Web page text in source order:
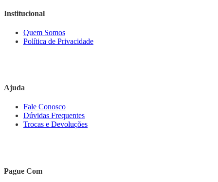
Institucional
Quem Somos
Política de Privacidade
Ajuda
Fale Conosco
Dúvidas Frequentes
Trocas e Devoluções
Pague Com